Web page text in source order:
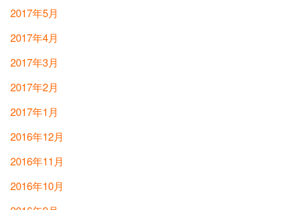
2017年5月
2017年4月
2017年3月
2017年2月
2017年1月
2016年12月
2016年11月
2016年10月